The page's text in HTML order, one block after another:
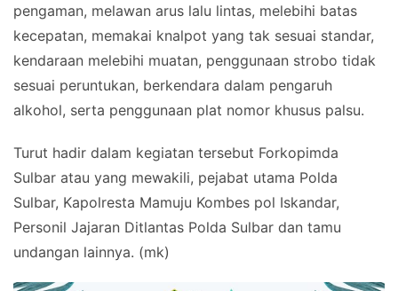
pengaman, melawan arus lalu lintas, melebihi batas
kecepatan, memakai knalpot yang tak sesuai standar,
kendaraan melebihi muatan, penggunaan strobo tidak
sesuai peruntukan, berkendara dalam pengaruh
alkohol, serta penggunaan plat nomor khusus palsu.
Turut hadir dalam kegiatan tersebut Forkopimda
Sulbar atau yang mewakili, pejabat utama Polda
Sulbar, Kapolresta Mamuju Kombes pol Iskandar,
Personil Jajaran Ditlantas Polda Sulbar dan tamu
undangan lainnya. (mk)